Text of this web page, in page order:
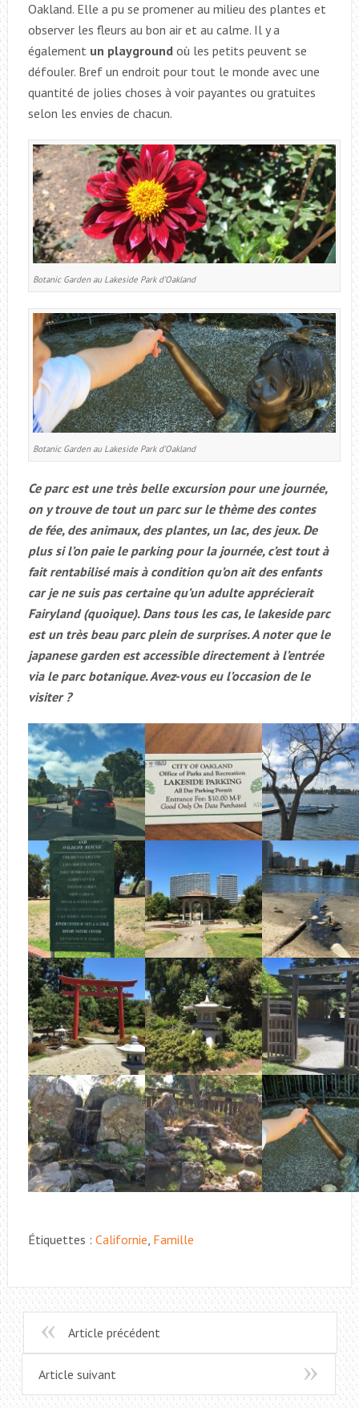
Oakland. Elle a pu se promener au milieu des plantes et
observer les fleurs au bon air et au calme. Il y a
également un playgroundoù les petits peuvent se
défouler. Bref un endroit pour tout le monde avec une
quantité de jolies choses à voir payantes ou gratuites
selon les envies de chacun.
Botanic Garden au Lakeside Park d’Oakland
Botanic Garden au Lakeside Park d’Oakland
Ce parc est une très belle excursion pour une journée,
on y trouve de tout un parc sur le thème des contes
de fée, des animaux, des plantes, un lac, des jeux. De
plus si l’on paie le parking pour la journée, c’est tout à
fait rentabilisé mais à condition qu’on ait des enfants
car je ne suis pas certaine qu’un adulte apprécierait
Fairyland (quoique). Dans tous les cas, le lakeside parc
est un très beau parc plein de surprises. A noter que le
japanese garden est accessible directement à l’entrée
via le parc botanique. Avez-vous eu l’occasion de le
visiter ?
Étiquettes : Californie Famille
Article précédent
Article suivant